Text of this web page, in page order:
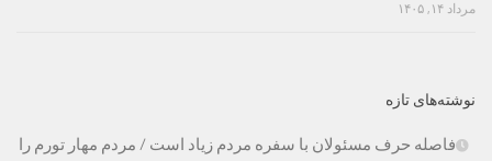
مرداد ۱۴, ۱۴۰۵
نوشته‌های تازه
فاصله حرف مسئولان با سفره مردم زیاد است / مردم مهار تورم را